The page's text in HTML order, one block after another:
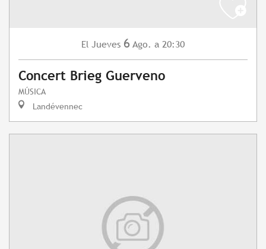
El Jueves 6 Ago. a 20:30
Concert Brieg Guerveno
MÚSICA
Landévennec